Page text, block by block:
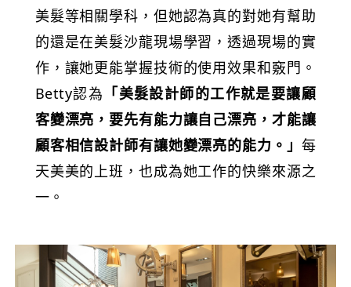
美髮等相關學科，但她認為真的對她有幫助
的還是在美髮沙龍現場學習，透過現場的實
作，讓她更能掌握技術的使用效果和竅門。
Betty認為 「美髮設計師的工作就是要讓顧
客變漂亮，要先有能力讓自己漂亮，才能讓
顧客相信設計師有讓她變漂亮的能力。」 每
天美美的上班，也成為她工作的快樂來源之
一。